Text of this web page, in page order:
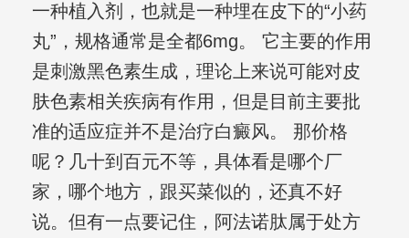
一种植入剂，也就是一种埋在皮下的“小药
丸”，规格通常是全都6mg。 它主要的作用
是刺激黑色素生成，理论上来说可能对皮
肤色素相关疾病有作用，但是目前主要批
准的适应症并不是治疗白癜风。 那价格
呢？几十到百元不等，具体看是哪个厂
家，哪个地方，跟买菜似的，还真不好
说。但有一点要记住，阿法诺肽属于处方